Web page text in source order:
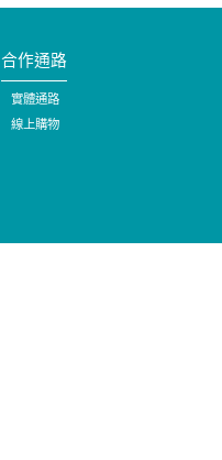
合作通路
實體通路
線上購物